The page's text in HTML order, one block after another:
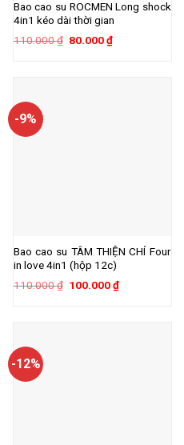
Bao cao su ROCMEN Long shock
4in1 kéo dài thời gian
110.000₫ Giá
80.000₫Giá
hiện
-9%
Bao cao su TÂM THIỆN CHÍ Four
in love 4in1 (hộp 12c)
110.000₫ Giá
100.000₫Giá
hiện
-12%